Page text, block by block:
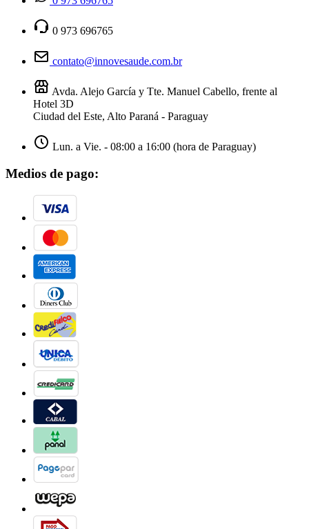
0 973 696765
contato@innovesaude.com.br
Avda. Alejo García y Tte. Manuel Cabello, frente al
Hotel 3D
Ciudad del Este, Alto Paraná - Paraguay
Lun. a Vie. - 08:00 a 16:00 (hora de Paraguay)
Medios de pago: